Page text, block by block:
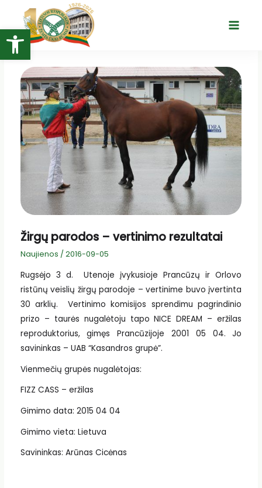
Open toolbar
turinio
Main
Žirgų parodos – vertinimo rezultatai
Naujienos / 2016-09-05
Rugsėjo 3 d. Utenoje įvykusioje Prancūzų ir Orlovo
ristūnų veislių žirgų parodoje – vertinime buvo įvertinta
30 arklių. Vertinimo komisijos sprendimu pagrindinio
prizo – taurės nugalėtoju tapo NICE DREAM – eržilas
reproduktorius, gimęs Prancūzijoje 2001 05 04. Jo
savininkas – UAB “Kasandros grupė”.
Vienmečių grupės nugalėtojas:
FIZZ CASS – eržilas
Gimimo data: 2015 04 04
Gimimo vieta: Lietuva
Savininkas: Arūnas Cicėnas